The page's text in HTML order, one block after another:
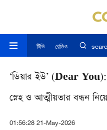
টিভি রেডিও
‘ডিয়ার ইউ’ (Dear You):
স্নেহ ও আত্মীয়তার বন্ধন নিয়ে
01:56:28 21-May-2026